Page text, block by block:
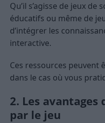
Qu’il s’agisse de jeux de
éducatifs ou même de
d’intégrer les
interactive.
Ces ressources
dans le cas où vous
2. Les avantages
par le jeu